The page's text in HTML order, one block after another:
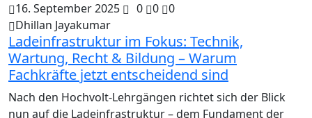
16. September 2025 0 0
0
Dhillan Jayakumar
Ladeinfrastruktur im Fokus: Technik,
Wartung, Recht & Bildung – Warum
Fachkräfte jetzt entscheidend sind
Nach den Hochvolt-Lehrgängen richtet sich der Blick
nun auf die Ladeinfrastruktur – dem Fundament der